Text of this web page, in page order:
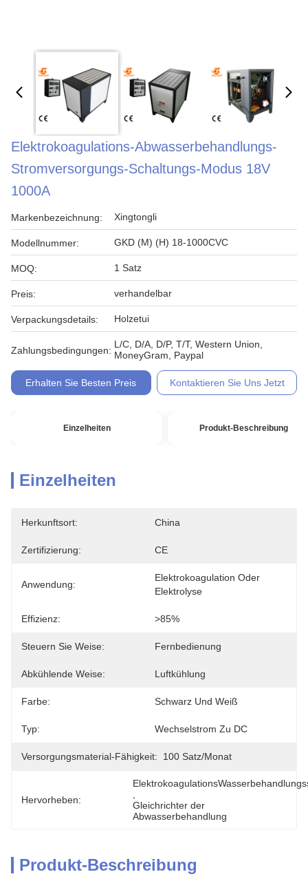
Elektrokoagulations-Abwasserbehandlungs-
Stromversorgungs-Schaltungs-Modus 18V
1000A
Markenbezeichnung: Xingtongli
Modellnummer: GKD (M) (H) 18-1000CVC
MOQ: 1 Satz
Preis: verhandelbar
Verpackungsdetails: Holzetui
Zahlungsbedingungen:
L/C, D/A, D/P, T/T, Western Union,
MoneyGram, Paypal
Erhalten Sie Besten Preis Kontaktieren Sie Uns Jetzt
Einzelheiten Produkt-Beschreibung
Einzelheiten
Herkunftsort: China
Zertifizierung: CE
Anwendung:
Elektrokoagulation Oder
Elektrolyse
Effizienz: >85%
Steuern Sie Weise: Fernbedienung
Abkühlende Weise: Luftkühlung
Farbe: Schwarz Und Weiß
Typ: Wechselstrom Zu DC
Versorgungsmaterial-Fähigkeit: 100 Satz/Monat
Hervorheben:
Gleichrichter der
Abwasserbehandlung
Produkt-Beschreibung